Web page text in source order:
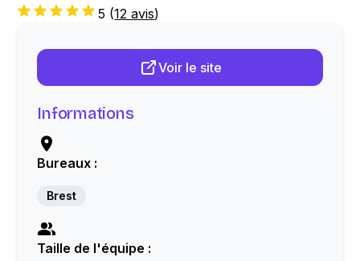
5 (12 avis)
Voir le site
Informations
Bureaux :
Brest
Taille de l'équipe :